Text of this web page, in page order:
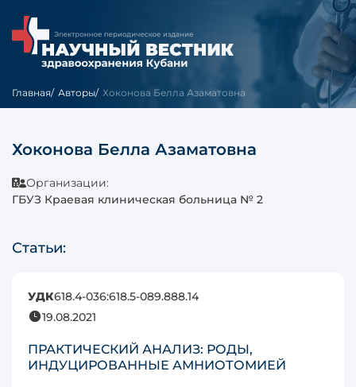
Главная Авторы Хоконова Белла Азаматовна
Хоконова Белла Азаматовна
Организации:
ГБУЗ Краевая клиническая больница № 2
Статьи:
УДК618.4-036:618.5-089.888.14
19.08.2021
ПРАКТИЧЕСКИЙ АНАЛИЗ: РОДЫ,
ИНДУЦИРОВАННЫЕ АМНИОТОМИЕЙ